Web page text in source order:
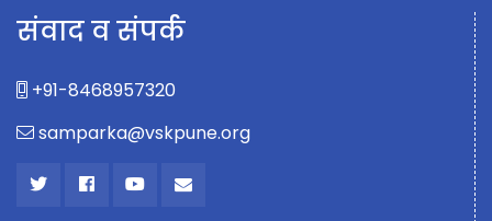
संवाद व संपर्क
+91-8468957320
samparka@vskpune.org